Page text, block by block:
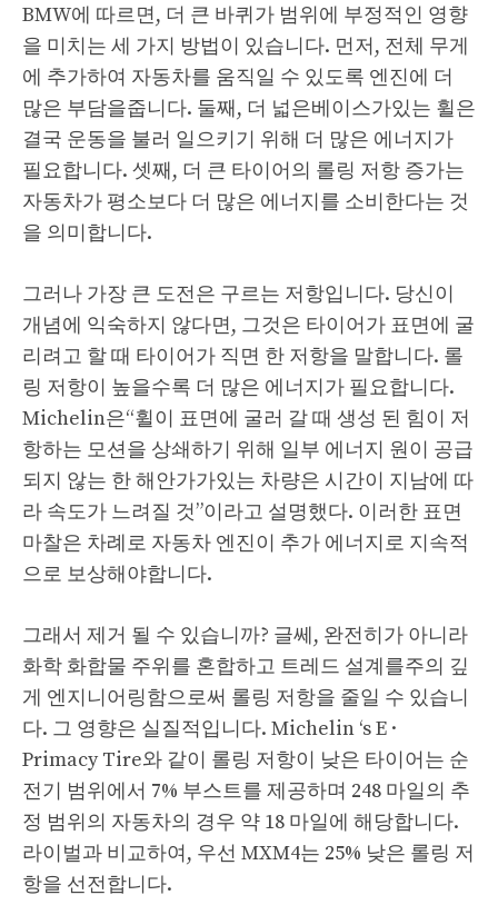
BMW에 따르면, 더 큰 바퀴가 범위에 부정적인 영향
을 미치는 세 가지 방법이 있습니다. 먼저, 전체 무게
에 추가하여 자동차를 움직일 수 있도록 엔진에 더
많은 부담을줍니다. 둘째, 더 넓은베이스가있는 휠은
결국 운동을 불러 일으키기 위해 더 많은 에너지가
필요합니다. 셋째, 더 큰 타이어의 롤링 저항 증가는
자동차가 평소보다 더 많은 에너지를 소비한다는 것
을 의미합니다.
그러나 가장 큰 도전은 구르는 저항입니다. 당신이
개념에 익숙하지 않다면, 그것은 타이어가 표면에 굴
리려고 할 때 타이어가 직면 한 저항을 말합니다. 롤
링 저항이 높을수록 더 많은 에너지가 필요합니다.
Michelin은“휠이 표면에 굴러 갈 때 생성 된 힘이 저
항하는 모션을 상쇄하기 위해 일부 에너지 원이 공급
되지 않는 한 해안가가있는 차량은 시간이 지남에 따
라 속도가 느려질 것”이라고 설명했다. 이러한 표면
마찰은 차례로 자동차 엔진이 추가 에너지로 지속적
으로 보상해야합니다.
그래서 제거 될 수 있습니까? 글쎄, 완전히가 ​​아니라
화학 화합물 주위를 혼합하고 트레드 설계를주의 깊
게 엔지니어링함으로써 롤링 저항을 줄일 수 있습니
다. 그 영향은 실질적입니다. Michelin ‘s E ·
Primacy Tire와 같이 롤링 저항이 낮은 타이어는 순
전기 범위에서 7% 부스트를 제공하며 248 마일의 추
정 범위의 자동차의 경우 약 18 마일에 해당합니다.
라이벌과 비교하여, 우선 MXM4는 25% 낮은 롤링 저
항을 선전합니다.